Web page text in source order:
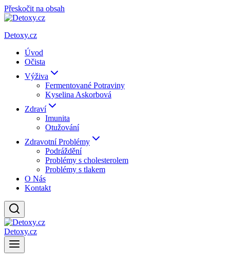
Přeskočit na obsah
Detoxy.cz
Úvod
Očista
Výživa
Fermentované Potraviny
Kyselina Askorbová
Zdraví
Imunita
Otužování
Zdravotní Problémy
Podráždění
Problémy s cholesterolem
Problémy s tlakem
O Nás
Kontakt
Detoxy.cz